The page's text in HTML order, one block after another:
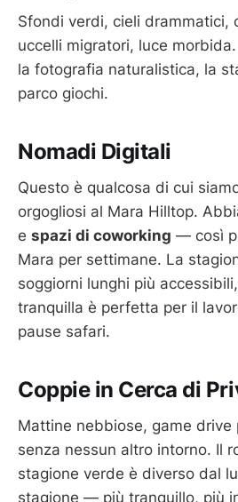
Sfondi verdi, cieli drammatici,
uccelli migratori, luce
la fotografia naturalistica, la
parco giochi.
Nomadi Digitali
Questo è qualcosa di cui
orgogliosi al Mara Hilltop.
e spazi di coworking — così
Mara per settimane. La
soggiorni lunghi più
tranquilla è perfetta per il
pause safari.
Coppie in Cerca di
Mattine nebbiose, game drive
senza nessun altro intorno. Il
stagione verde è diverso dal
stagione — più tranquillo, più